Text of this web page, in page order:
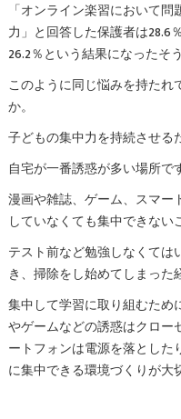
「オンライン楽習において
力」と回答した保護者は28.6
26.2％という結果になったそ
このように同じ悩みを持たれ
か。
子どもの集中力を持続させる
自宅が一番誘惑が多い場所で
漫画や雑誌、ゲーム、スマー
していなくても集中できない
テスト前など勉強しなくて
き、掃除をし始めてしまった
集中して学習に取り組むため
やゲームなどの誘惑はクロー
ートフォンは電源を落とし
に集中できる環境づくりが大